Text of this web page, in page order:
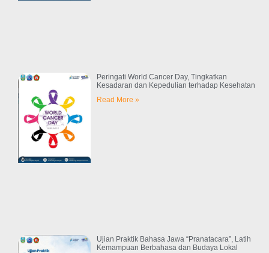
Peringati World Cancer Day, Tingkatkan
Kesadaran dan Kepedulian terhadap Kesehatan
Read More »
Ujian Praktik Bahasa Jawa “Pranatacara”, Latih
Kemampuan Berbahasa dan Budaya Lokal